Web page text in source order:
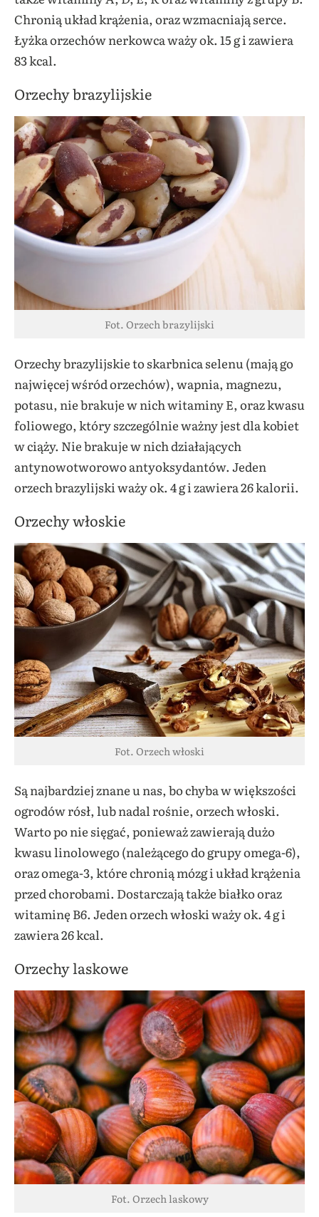
Chronią układ krążenia, oraz wzmacniają serce.
Łyżka orzechów nerkowca waży ok. 15 g i zawiera
83 kcal.
Orzechy brazylijskie
Fot. Orzech brazylijski
Orzechy brazylijskie to skarbnica selenu (mają go
najwięcej wśród orzechów), wapnia, magnezu,
potasu, nie brakuje w nich witaminy E, oraz kwasu
foliowego, który szczególnie ważny jest dla kobiet
w ciąży. Nie brakuje w nich działających
antynowotworowo antyoksydantów. Jeden
orzech brazylijski waży ok. 4 g i zawiera 26 kalorii.
Orzechy włoskie
Fot. Orzech włoski
Są najbardziej znane u nas, bo chyba w większości
ogrodów rósł, lub nadal rośnie, orzech włoski.
Warto po nie sięgać, ponieważ zawierają dużo
kwasu linolowego (należącego do grupy omega-6),
oraz omega-3, które chronią mózg i układ krążenia
przed chorobami. Dostarczają także białko oraz
witaminę B6. Jeden orzech włoski waży ok. 4 g i
zawiera 26 kcal.
Orzechy laskowe
Fot. Orzech laskowy